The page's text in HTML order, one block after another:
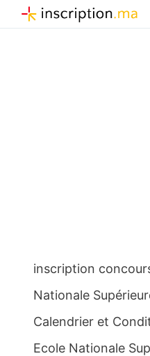
au
inscription
Nationale
Calendrier et
Ecole Nationale